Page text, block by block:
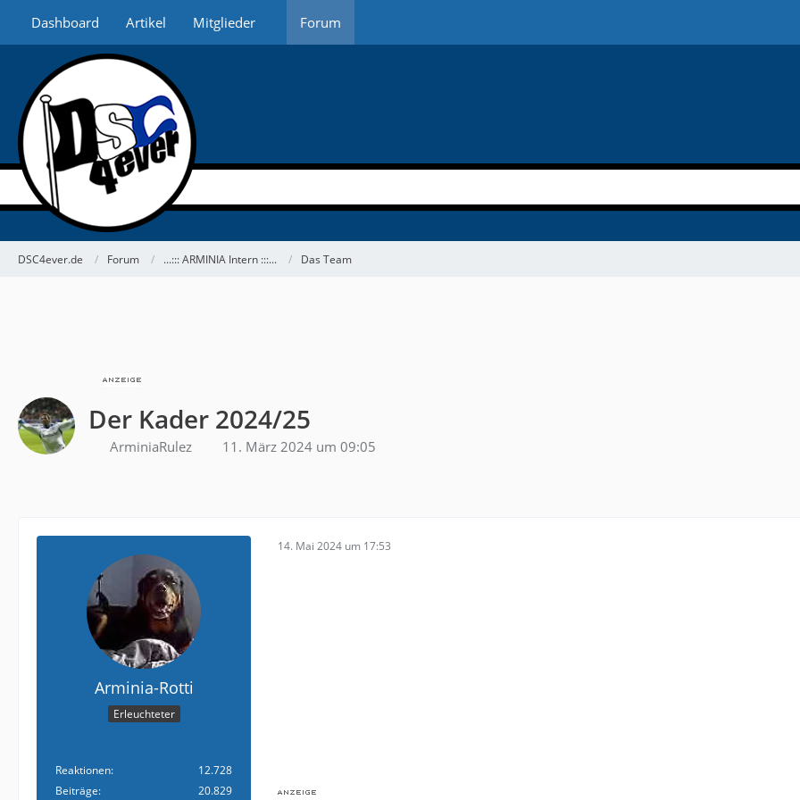
Dashboard Artikel Mitglieder Forum
DSC4ever.de Forum ...::: ARMINIA Intern :::... Das Team
Der Kader 2024/25
ArminiaRulez 11. März 2024 um 09:05
Arminia-Rotti
Erleuchteter
Reaktionen
12.728
Beiträge
20.829
14. Mai 2024 um 17:53